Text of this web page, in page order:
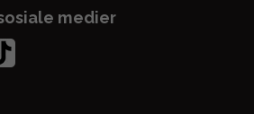
medier